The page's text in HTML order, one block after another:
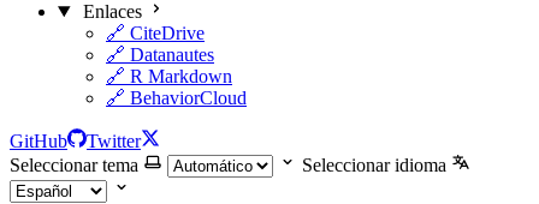
Enlaces
🔗 CiteDrive
🔗 Datanautes
🔗 R Markdown
🔗 BehaviorCloud
GitHub
Twitter
Seleccionar tema
Seleccionar idioma